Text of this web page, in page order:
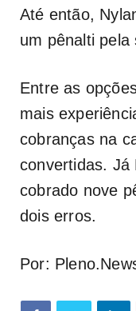
Até então,
um pênalti pela
Entre as
mais
cobranças na
convertidas. Já
cobrado nove
dois erros.
Por: